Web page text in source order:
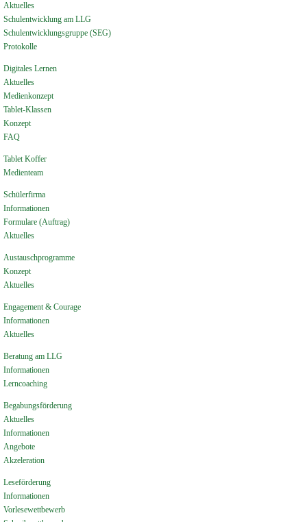
Aktuelles
Schulentwicklung am LLG
Schulentwicklungsgruppe (SEG)
Protokolle
Digitales Lernen
Aktuelles
Medienkonzept
Tablet-Klassen
Konzept
FAQ
Tablet Koffer
Medienteam
Schülerfirma
Informationen
Formulare (Auftrag)
Aktuelles
Austauschprogramme
Konzept
Aktuelles
Engagement & Courage
Informationen
Aktuelles
Beratung am LLG
Informationen
Lerncoaching
Begabungsförderung
Aktuelles
Informationen
Angebote
Akzeleration
Leseförderung
Informationen
Vorlesewettbewerb